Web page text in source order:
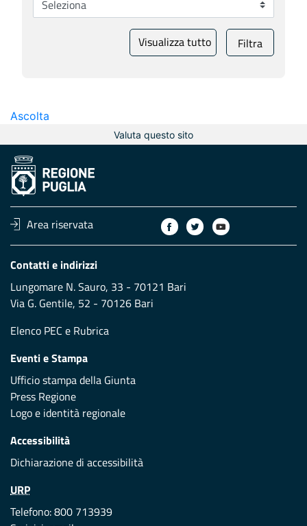
Visualizza tutto Filtra
Ascolta
Valuta questo sito
Area riservata
Contatti e indirizzi
Lungomare N. Sauro, 33 - 70121 Bari
Via G. Gentile, 52 - 70126 Bari
Elenco PEC e Rubrica
Eventi e Stampa
Ufficio stampa della Giunta
Press Regione
Logo e identità regionale
Accessibilità
Dichiarazione di accessibilità
URP
Telefono: 800 713939